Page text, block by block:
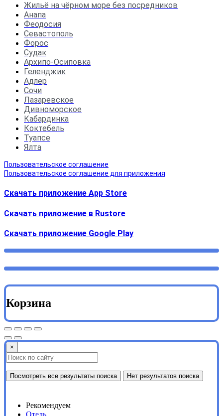
Жильё на чёрном море без посредников
Анапа
Феодосия
Севастополь
Форос
Судак
Архипо-Осиповка
Геленджик
Адлер
Сочи
Лазаревское
Дивноморское
Кабардинка
Коктебель
Туапсе
Ялта
Пользовательское соглашение
Пользовательское соглашение для приложения
Скачать приложение App Store
Скачать приложение в Rustore
Cкачать приложение Google Play
Корзина
×
Посмотреть все результаты поиска Нет результатов поиска
Рекомендуем
Отель